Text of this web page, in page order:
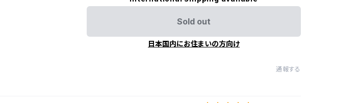
Sold out
日本国内にお住まいの方向け
通報する